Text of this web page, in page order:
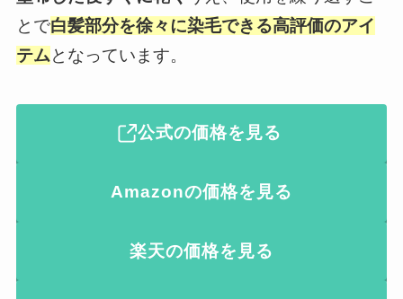
とで白髪部分を徐々に染毛できる高評価のアイ
テムとなっています。
公式の価格を見る
Amazonの価格を見る
楽天の価格を見る